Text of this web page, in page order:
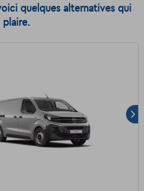
quelques alternatives qui
plaire.